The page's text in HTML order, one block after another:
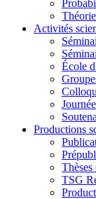
Activités
École
Productions
TSG